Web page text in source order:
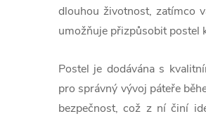
dlouhou životnost, zatímco
umožňuje přizpůsobit postel
Postel je dodávána s
pro správný vývoj páteře
bezpečnost, což z ní činí